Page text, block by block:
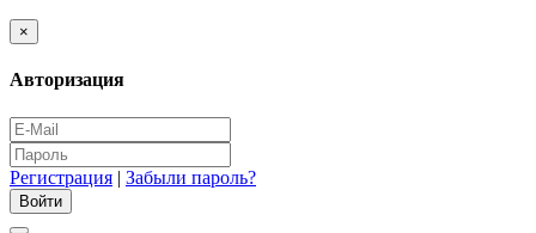
×
Авторизация
Регистрация | Забыли пароль?